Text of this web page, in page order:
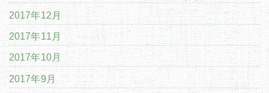
2017年12月
2017年11月
2017年10月
2017年9月